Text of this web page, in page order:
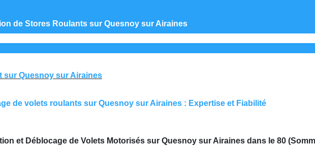
de Stores Roulants sur Quesnoy sur Airaines
sur Quesnoy sur Airaines
de volets roulants sur Quesnoy sur Airaines : Expertise et Fiabilité
et Déblocage de Volets Motorisés sur Quesnoy sur Airaines dans le 80